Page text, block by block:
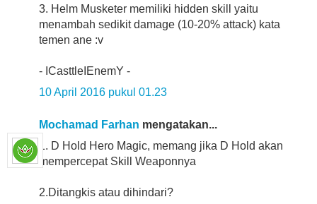
3. Helm Musketer memiliki hidden skill yaitu
menambah sedikit damage (10-20% attack) kata
temen ane :v
- ICasttleIEnemY -
10 April 2016 pukul 01.23
Mochamad Farhan mengatakan...
1. D Hold Hero Magic, memang jika D Hold akan
mempercepat Skill Weaponnya
2.Ditangkis atau dihindari?